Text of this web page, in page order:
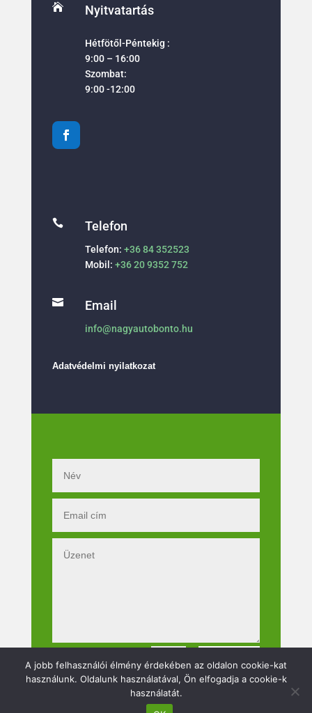
 Nyitvatartás
Hétfötől-Péntekig :
9:00 – 16:00
Szombat:
9:00 -12:00
 Telefon
Telefon: +36 84 352523
Mobil: +36 20 9352 752
 Email
info@nagyautobonto.hu
Adatvédelmi nyilatkozat
14 + 13= Küldés
A jobb felhasználói élmény érdekében az oldalon cookie-kat
használunk. Oldalunk használatával, Ön elfogadja a cookie-k
használatát.